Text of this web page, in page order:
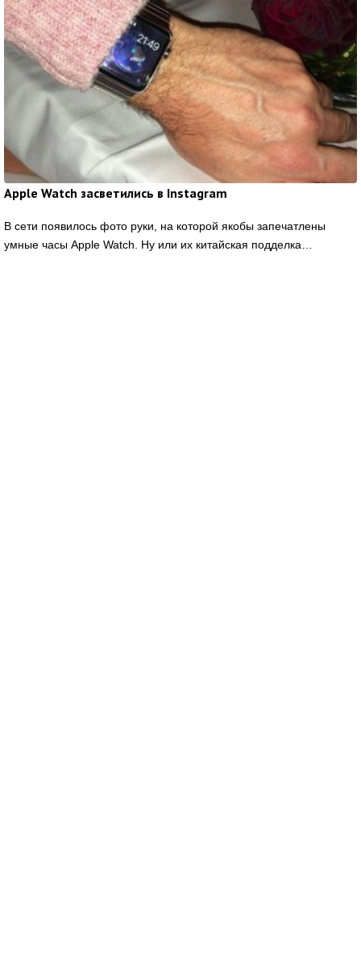
Apple Watch засветились в Instagram
В сети появилось фото руки, на которой якобы запечатлены
умные часы Apple Watch. Ну или их китайская подделка…